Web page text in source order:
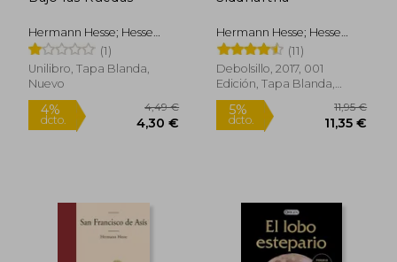
Hermann Hesse; Hesse
Hermann
(1)
Unilibro, Tapa Blanda,
Nuevo
Hermann Hesse; Hesse
Hermann
(11)
Debolsillo, 2017, 001
Edición, Tapa Blanda,
Nuevo